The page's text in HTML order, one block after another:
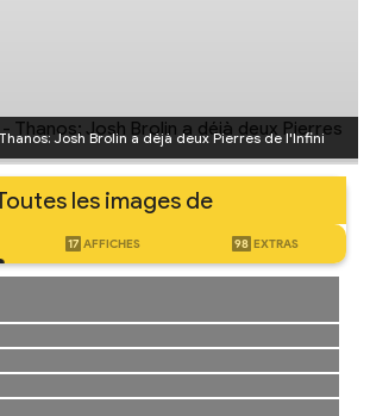
Josh Brolin a déjà deux Pierres de l'Infini
les images de
17 AFFICHES 98 EXTRAS